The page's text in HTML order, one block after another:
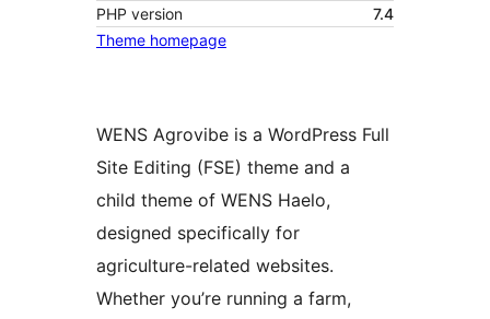
PHP version
7.4
Theme homepage
WENS Agrovibe is a WordPress Full
Site Editing (FSE) theme and a
child theme of WENS Haelo,
designed specifically for
agriculture-related websites.
Whether you’re running a farm,